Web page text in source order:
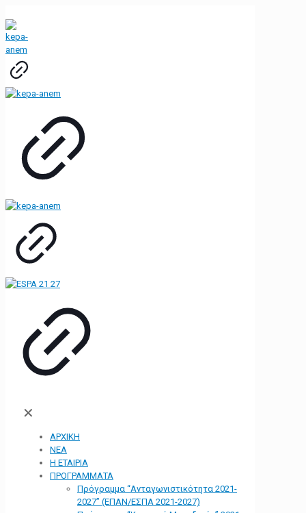
✕
ΑΡΧΙΚΗ
ΝΕΑ
Η ΕΤΑΙΡΙΑ
ΠΡΟΓΡΑΜΜΑΤΑ
Πρόγραμμα “Ανταγωνιστικότητα 2021-
2027” (ΕΠΑΝ/ΕΣΠΑ 2021-2027)